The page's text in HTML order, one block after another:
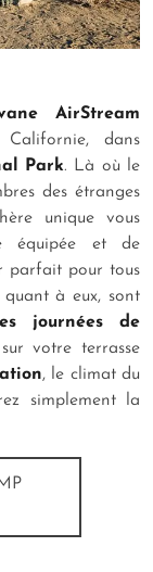
AirStream
dans
Park. Là où le
des étranges
unique vous
équipée et de
parfait pour tous
à eux, sont
journées de
sur votre terrasse
, le climat du
simplement la